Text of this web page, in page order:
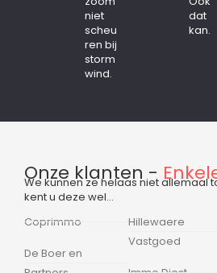
niet
scheu
ren bij
storm
wind.
dat
kan.
Onze klanten -
We kunnen ze helaas niet allemaal
kent u deze wel…
Coprimmo
De Boer en
Hillewaere
Vastgoed